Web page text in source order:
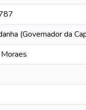
(Governador da